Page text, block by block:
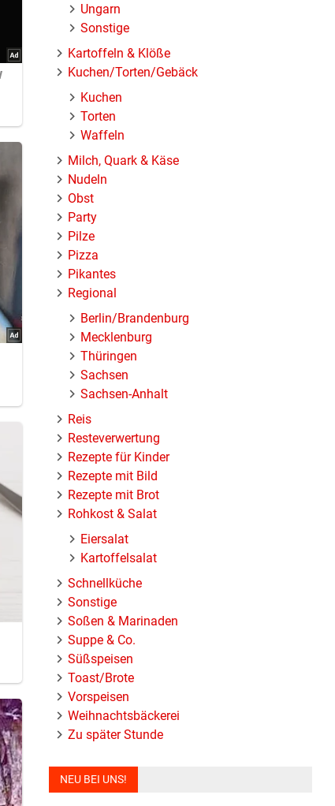
Ungarn
Sonstige
Kartoffeln & Klöße
Kuchen/Torten/Gebäck
Kuchen
Torten
Waffeln
Milch, Quark & Käse
Nudeln
Obst
Party
Pilze
Pizza
Pikantes
Regional
Berlin/Brandenburg
Mecklenburg
Thüringen
Sachsen
Sachsen-Anhalt
Reis
Resteverwertung
Rezepte für Kinder
Rezepte mit Bild
Rezepte mit Brot
Rohkost & Salat
Eiersalat
Kartoffelsalat
Schnellküche
Sonstige
Soßen & Marinaden
Suppe & Co.
Süßspeisen
Toast/Brote
Vorspeisen
Weihnachtsbäckerei
Zu später Stunde
NEU BEI UNS!